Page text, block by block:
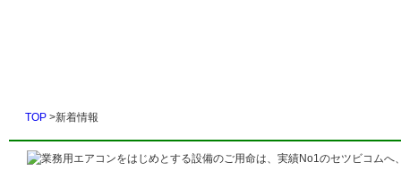
TOP >新着情報